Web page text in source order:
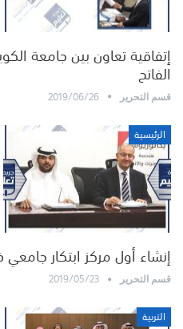
إتفاقية تعاون بين جامعة
الفاتح
قسم التحرير 2019/06/26
الرئيسية
إنشاء أول مركز ابتكار
قسم التحرير 2019/05/23
التربية